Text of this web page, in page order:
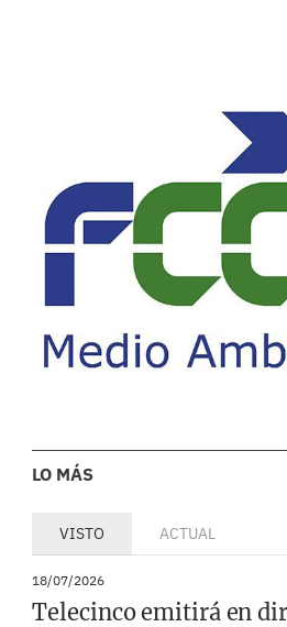
LO MÁS
VISTO ACTUAL
18/07/2026
Telecinco emitirá en